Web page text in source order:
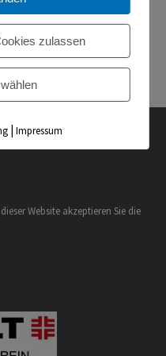
Jugendversammlung »
Website akzeptieren Sie die
zulassen
|Impressum